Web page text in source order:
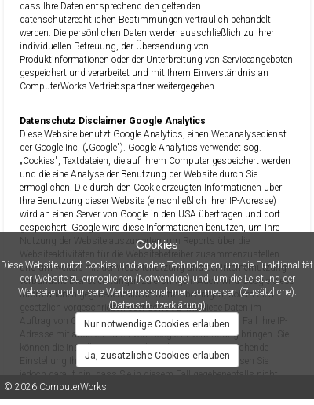
dass Ihre Daten entsprechend den geltenden
datenschutzrechtlichen Bestimmungen vertraulich behandelt
werden. Die persönlichen Daten werden ausschließlich zu Ihrer
individuellen Betreuung, der Übersendung von
Produktinformationen oder der Unterbreitung von Serviceangeboten
gespeichert und verarbeitet und mit Ihrem Einverständnis an
ComputerWorks Vertriebspartner weitergegeben.
Datenschutz Disclaimer Google Analytics
Diese Website benutzt Google Analytics, einen Webanalysedienst
der Google Inc. („Google"). Google Analytics verwendet sog.
„Cookies", Textdateien, die auf Ihrem Computer gespeichert werden
und die eine Analyse der Benutzung der Website durch Sie
ermöglichen. Die durch den Cookie erzeugten Informationen über
Ihre Benutzung dieser Website (einschließlich Ihrer IP-Adresse)
wird an einen Server von Google in den USA übertragen und dort
gespeichert. Google wird diese Informationen benutzen, um Ihre
Nutzung der Website auszuwerten, um Reports über die
Websiteaktivitäten für die Websitebetreiber zusammenzustellen
und um weitere mit der Websitenutzung und der Internetnutzung
verbundene Dienstleistungen zu erbringen. Auch wird Google diese
Informationen gegebenenfalls an Dritte übertragen, sofern dies
gesetzlich vorgeschrieben oder soweit Dritte diese Daten im
Auftrag von Google verarbeiten. Google wird in keinem Fall Ihre IP-
Adresse mit anderen Daten von Google in Verbindung bringen. Sie
können die Installation der Cookies durch eine entsprechende
Einstellung Ihrer Browser Software verhindern; wir weisen Sie
jedoch darauf hin, dass Sie in diesem Fall gegebenenfalls nicht
sämtliche Funktionen dieser Website vollumfänglich nutzen
können. Durch die Nutzung dieser Website erklären Sie sich mit der
Cookies
Diese Website nutzt Cookies und andere Technologien, um die Funktionalität
der Website zu ermöglichen (Notwendige) und, um die Leistung der
Webseite und unsere Werbemassnahmen zu messen (Zusätzliche).
(Datenschutzerklärung)
Nur notwendige Cookies erlauben
Ja, zusätzliche Cookies erlauben
© 2026 ComputerWorks